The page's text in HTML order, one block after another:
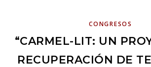
CONGRESOS
“CARMEL-LIT: UN
RECUPERACIÓN DE